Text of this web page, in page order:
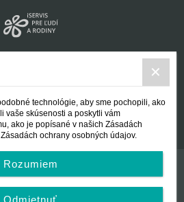
Kontakt
podmienky
technológie, aby sme pochopili, ako
vaše skúsenosti a poskytli vám
ako je popísané v našich Zásadách
ochrany osobných údajov.
Rozumiem
Odmietnuť